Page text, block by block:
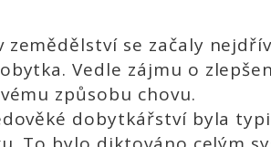
zemědělství se začaly
Vedle zájmu o
způsobu chovu.
dobytkářství byla